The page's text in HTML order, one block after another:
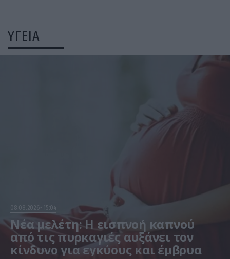
ΥΓΕΙΑ
08.08.2026 15:04
Νέα μελέτη: Η εισπνοή καπνού
από τις πυρκαγιές αυξάνει τον
κίνδυνο για εγκύους και έμβρυα